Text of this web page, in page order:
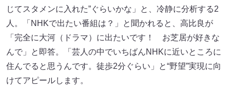
じてスタメンに入れた”ぐらいかな」と、冷静に分析する2
人。「NHKで出たい番組は？」と聞かれると、高比良が
「完全に大河（ドラマ）に出たいです！ お芝居が好きな
んで」と即答。「芸人の中でいちばんNHKに近いところに
住んでると思うんです。徒歩2分ぐらい」と“野望”実現に向
けてアピールします。